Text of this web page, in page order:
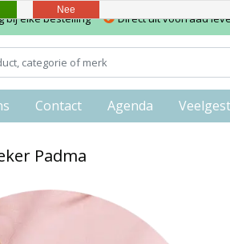
bij elke bestelling Direct uit voorraad
Contact Agenda
Padma
Nee